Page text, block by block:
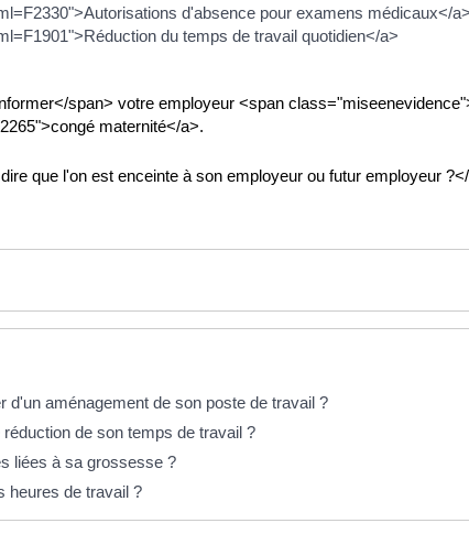
d'absence pour examens médicaux</
du temps de travail quotidien</a>
span> votre employeur <span
maternité</a>.
que l'on est enceinte à son employeur ou futur employeur
d'un aménagement de son poste de travail ?
de son temps de travail ?
liées à sa grossesse ?
heures de travail ?